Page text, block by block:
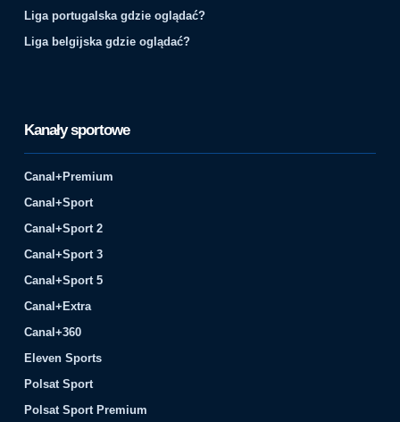
Liga portugalska gdzie oglądać?
Liga belgijska gdzie oglądać?
Kanały sportowe
Canal+Premium
Canal+Sport
Canal+Sport 2
Canal+Sport 3
Canal+Sport 5
Canal+Extra
Canal+360
Eleven Sports
Polsat Sport
Polsat Sport Premium